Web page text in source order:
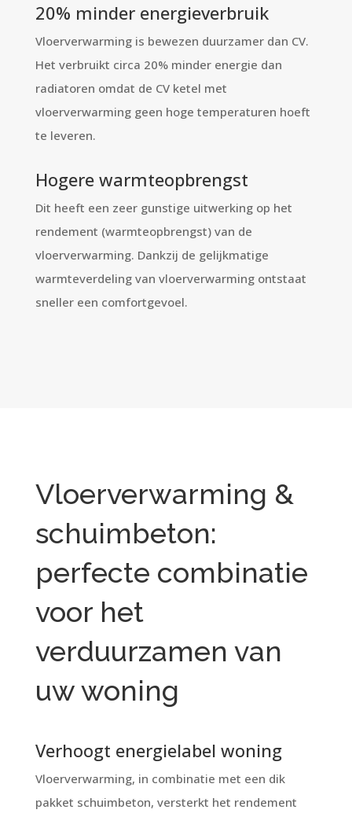
20% minder energieverbruik
Vloerverwarming is bewezen duurzamer dan CV.
Het verbruikt circa 20% minder energie dan
radiatoren omdat de CV ketel met
vloerverwarming geen hoge temperaturen hoeft
te leveren.
Hogere warmteopbrengst
Dit heeft een zeer gunstige uitwerking op het
rendement (warmteopbrengst) van de
vloerverwarming. Dankzij de gelijkmatige
warmteverdeling van vloerverwarming ontstaat
sneller een comfortgevoel.
Vloerverwarming &
schuimbeton:
perfecte combinatie
voor het
verduurzamen van
uw woning
Verhoogt energielabel woning
Vloerverwarming, in combinatie met een dik
pakket schuimbeton, versterkt het rendement